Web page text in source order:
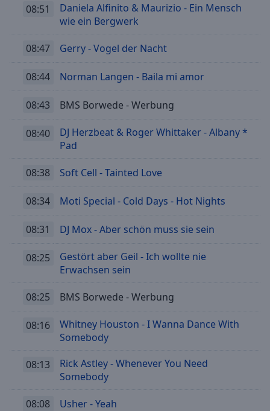
08:51
Daniela Alfinito & Maurizio - Ein Mensch
wie ein Bergwerk
08:47 Gerry - Vogel der Nacht
08:44 Norman Langen - Baila mi amor
08:43 BMS Borwede - Werbung
08:40
DJ Herzbeat & Roger Whittaker - Albany *
Pad
08:38 Soft Cell - Tainted Love
08:34 Moti Special - Cold Days - Hot Nights
08:31 DJ Mox - Aber schön muss sie sein
08:25
Gestört aber Geil - Ich wollte nie
Erwachsen sein
08:25 BMS Borwede - Werbung
08:16
Whitney Houston - I Wanna Dance With
Somebody
08:13
Rick Astley - Whenever You Need
Somebody
08:08 Usher - Yeah